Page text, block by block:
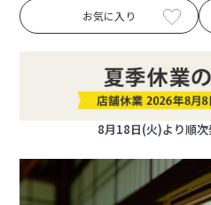
お気に入り
8月18日(火)より順次